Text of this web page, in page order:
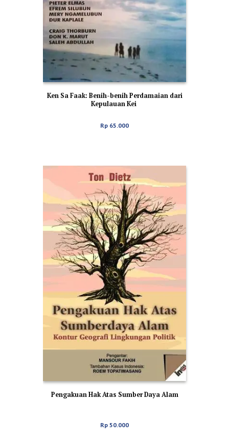
Ken Sa Faak: Benih-benih Perdamaian dari
Kepulauan Kei
Rp 65.000
Pengakuan Hak Atas Sumber Daya Alam
Rp 50.000